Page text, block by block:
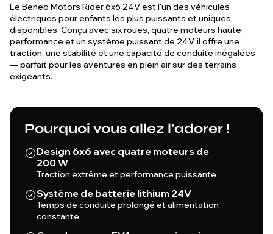
Le Beneo Motors Rider 6x6 24V est l'un des véhicules
électriques pour enfants les plus puissants et uniques
disponibles. Conçu avec six roues, quatre moteurs haute
performance et un système puissant de 24V, il offre une
traction, une stabilité et une capacité de conduite inégalées
— parfait pour les aventures en plein air sur des terrains
exigeants.
Pourquoi vous allez l'adorer !
Design 6x6 avec quatre moteurs de
200 W
Traction extrême et performance puissante
Système de batterie lithium 24V
Temps de conduite prolongé et alimentation
constante